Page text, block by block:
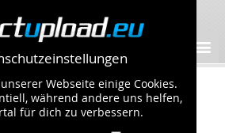
Webseite einige Cookies.
während andere uns helfen,
für dich zu verbessern.
Web!”
Support